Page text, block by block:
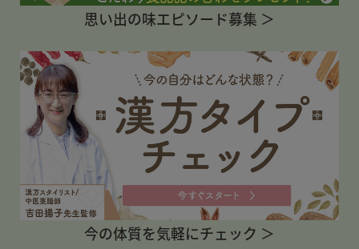
思い出の味エピソード募集 ＞
今の体質を気軽にチェック ＞